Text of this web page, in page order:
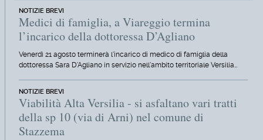
NOTIZIE BREVI
Medici di famiglia, a Viareggio termina
l’incarico della dottoressa D’Agliano
Venerdì 21 agosto terminerà l'incarico di medico di famiglia della
dottoressa Sara D'Agliano in servizio nell'ambito territoriale Versilia…
NOTIZIE BREVI
Viabilità Alta Versilia - si asfaltano vari tratti
della sp 10 (via di Arni) nel comune di
Stazzema